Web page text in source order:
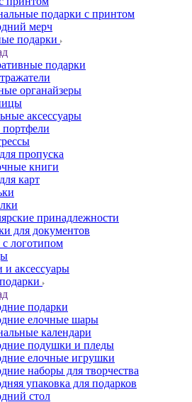
подарки с принтом
мерч
подарки
подарки
органайзеры
аксессуары
пропуска
книги
карт
принадлежности
для документов
с логотипом
и аксессуары
подарки
елочные шары
календари
подушки и пледы
елочные игрушки
наборы для творчества
упаковка для подарков
стол